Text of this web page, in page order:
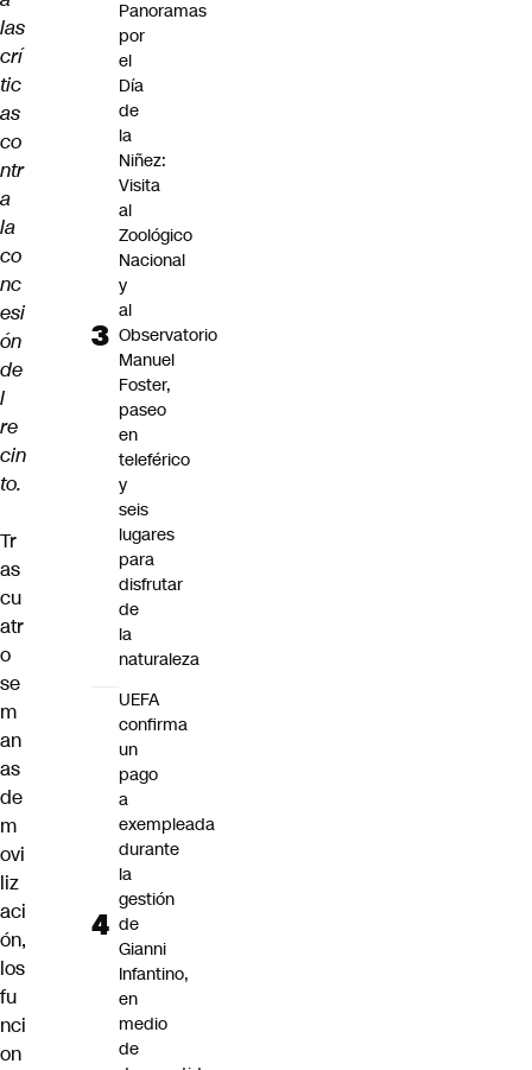
las
crí
tic
as
co
ntr
a
la
co
nc
esi
ón
de
l
re
cin
to.
Tr
as
cu
atr
o
se
m
an
as
de
m
ovi
liz
aci
ón,
los
fu
nci
on
Panoramas
por
el
Día
de
la
Niñez:
Visita
al
Zoológico
Nacional
y
al
Observatorio
Manuel
Foster,
paseo
en
teleférico
y
seis
lugares
para
disfrutar
de
la
naturaleza
UEFA
confirma
un
pago
a
exempleada
durante
la
gestión
de
Gianni
Infantino,
en
medio
de